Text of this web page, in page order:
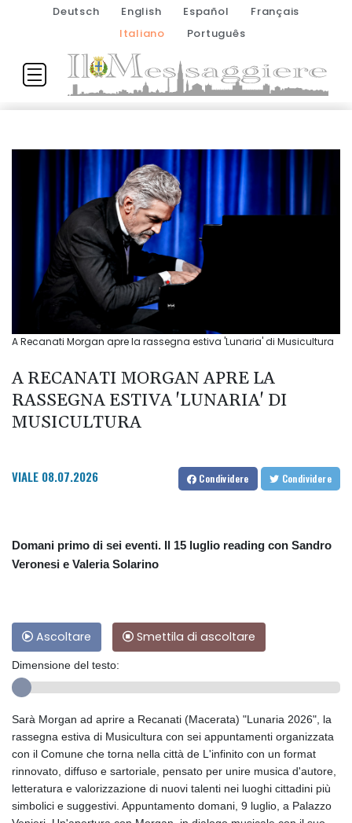
Deutsch English Español
Français
Italiano
Português
A Recanati Morgan apre la rassegna estiva 'Lunaria' di Musicultura
A RECANATI MORGAN APRE LA
RASSEGNA ESTIVA 'LUNARIA' DI
MUSICULTURA
VIALE 08.07.2026 Condividere Condividere
Domani primo di sei eventi. Il 15 luglio reading con Sandro
Veronesi e Valeria Solarino
Ascoltare Smettila di ascoltare
Dimensione del testo:
Sarà Morgan ad aprire a Recanati (Macerata) "Lunaria 2026", la
rassegna estiva di Musicultura con sei appuntamenti organizzata
con il Comune che torna nella città de L'infinito con un format
rinnovato, diffuso e sartoriale, pensato per unire musica d'autore,
letteratura e valorizzazione di nuovi talenti nei luoghi cittadini più
simbolici e suggestivi. Appuntamento domani, 9 luglio, a Palazzo